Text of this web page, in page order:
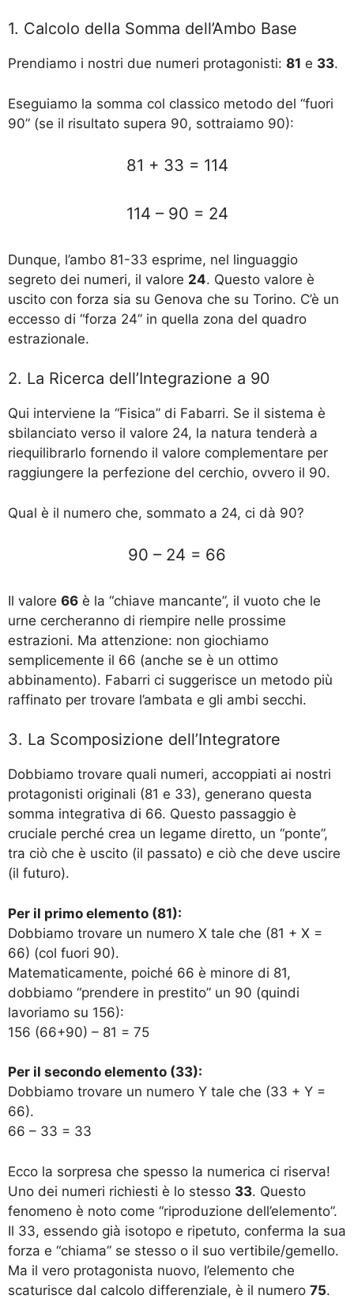
1. Calcolo della Somma dell’Ambo Base
Prendiamo i nostri due numeri protagonisti: 81 e 33.
Eseguiamo la somma col classico metodo del “fuori
90” (se il risultato supera 90, sottraiamo 90):
81 + 33 = 114
114 – 90 = 24
Dunque, l’ambo 81-33 esprime, nel linguaggio
segreto dei numeri, il valore 24. Questo valore è
uscito con forza sia su Genova che su Torino. C’è un
eccesso di “forza 24” in quella zona del quadro
estrazionale.
2. La Ricerca dell’Integrazione a 90
Qui interviene la “Fisica” di Fabarri. Se il sistema è
sbilanciato verso il valore 24, la natura tenderà a
riequilibrarlo fornendo il valore complementare per
raggiungere la perfezione del cerchio, ovvero il 90.
Qual è il numero che, sommato a 24, ci dà 90?
90 – 24 = 66
Il valore 66 è la “chiave mancante”, il vuoto che le
urne cercheranno di riempire nelle prossime
estrazioni. Ma attenzione: non giochiamo
semplicemente il 66 (anche se è un ottimo
abbinamento). Fabarri ci suggerisce un metodo più
raffinato per trovare l’ambata e gli ambi secchi.
3. La Scomposizione dell’Integratore
Dobbiamo trovare quali numeri, accoppiati ai nostri
protagonisti originali (81 e 33), generano questa
somma integrativa di 66. Questo passaggio è
cruciale perché crea un legame diretto, un “ponte”,
tra ciò che è uscito (il passato) e ciò che deve uscire
(il futuro).
Per il primo elemento (81):
Dobbiamo trovare un numero X tale che (81 + X =
66) (col fuori 90).
Matematicamente, poiché 66 è minore di 81,
dobbiamo “prendere in prestito” un 90 (quindi
lavoriamo su 156):
156 (66+90) – 81 = 75
Per il secondo elemento (33):
Dobbiamo trovare un numero Y tale che (33 + Y =
66).
66 – 33 = 33
Ecco la sorpresa che spesso la numerica ci riserva!
Uno dei numeri richiesti è lo stesso 33. Questo
fenomeno è noto come “riproduzione dell’elemento”.
Il 33, essendo già isotopo e ripetuto, conferma la sua
forza e “chiama” se stesso o il suo vertibile/gemello.
Ma il vero protagonista nuovo, l’elemento che
scaturisce dal calcolo differenziale, è il numero 75.